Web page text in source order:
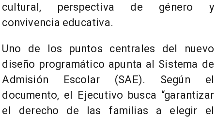
cultural, perspectiva de género y
convivencia educativa.
Uno de los puntos centrales del nuevo
diseño programático apunta al Sistema de
Admisión Escolar (SAE). Según el
documento, el Ejecutivo busca “garantizar
el derecho de las familias a elegir el